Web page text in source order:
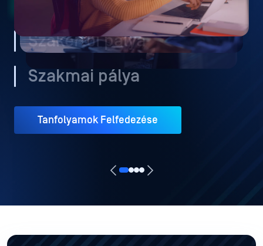
Tanfolyamok Felfedezése
Szakértői pálya
Szakmai pálya